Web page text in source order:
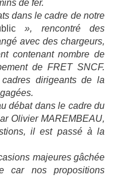
de fer.
dans le cadre de notre
», rencontré des
avec des chargeurs,
contenant nombre de
de FRET SNCF.
dirigeants de la
débat dans le cadre du
Olivier MAREMBEAU,
il est passé à la
majeures gâchée
car nos propositions